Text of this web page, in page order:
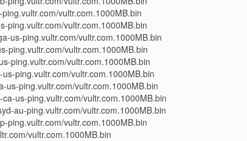
vultr.com.1000MB.bin
ping.vultr.com/vultr.com.1000MB.bin
us-ping.vultr.com/vultr.com.1000MB.bin
ping.vultr.com/vultr.com.1000MB.bin
ping.vultr.com/vultr.com.1000MB.bin
ping.vultr.com/vultr.com.1000MB.bin
us-ping.vultr.com/vultr.com.1000MB.bin
us-ping.vultr.com/vultr.com.1000MB.bin
au-ping.vultr.com/vultr.com.1000MB.bin
ping.vultr.com/vultr.com.1000MB.bin
vultr.com.1000MB.bin